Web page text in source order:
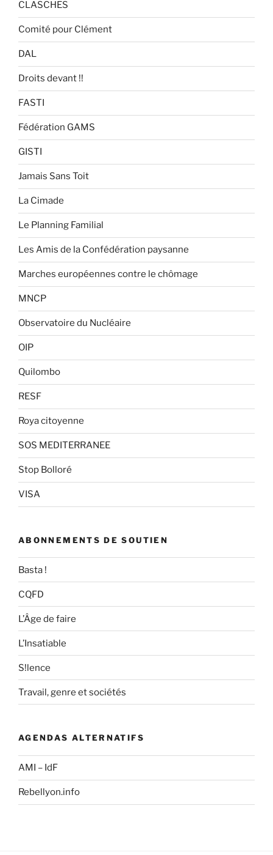
CLASCHES
Comité pour Clément
DAL
Droits devant !!
FASTI
Fédération GAMS
GISTI
Jamais Sans Toit
La Cimade
Le Planning Familial
Les Amis de la Confédération paysanne
Marches européennes contre le chômage
MNCP
Observatoire du Nucléaire
OIP
Quilombo
RESF
Roya citoyenne
SOS MEDITERRANEE
Stop Bolloré
VISA
ABONNEMENTS DE SOUTIEN
Basta !
CQFD
L’Âge de faire
L’Insatiable
S!lence
Travail, genre et sociétés
AGENDAS ALTERNATIFS
AMI – IdF
Rebellyon.info